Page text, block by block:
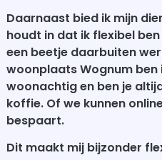
Daarnaast bied ik mijn
houdt in dat ik flexibel
een beetje daarbuiten
woonplaats Wognum
woonachtig en ben je
koffie. Of we kunnen
bespaart.
Dit maakt mij bijzonder